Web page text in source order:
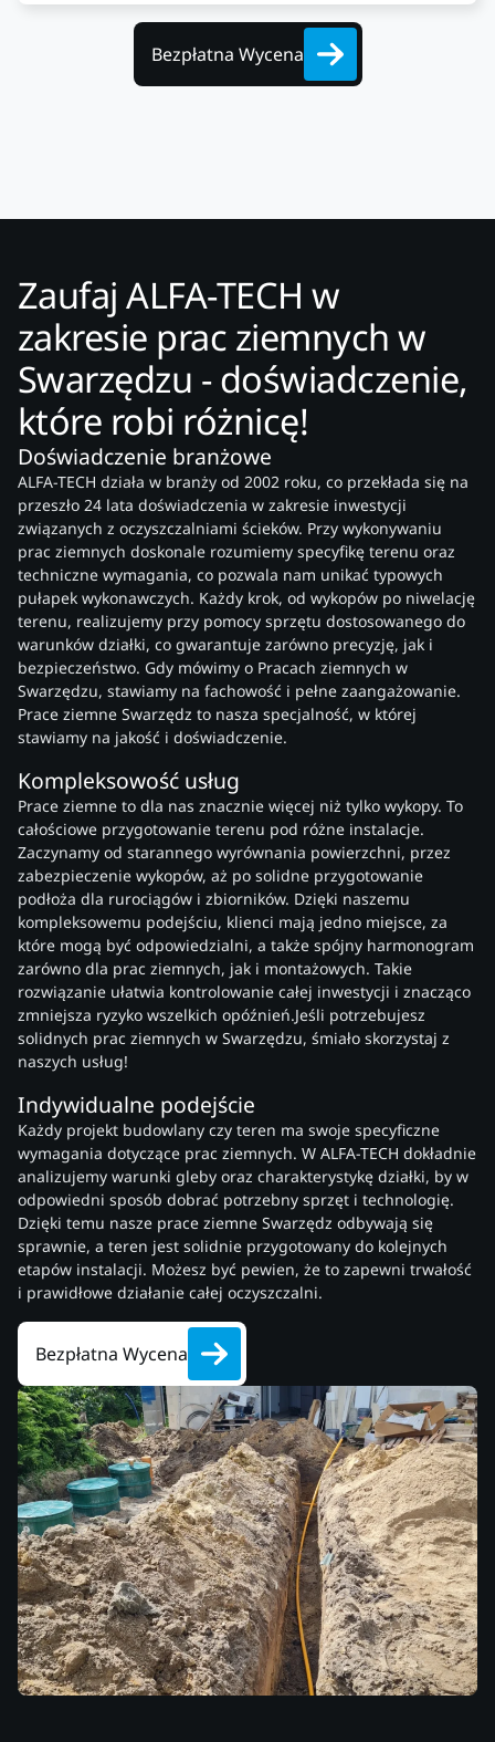
Bezpłatna Wycena
Zaufaj ALFA-TECH w
zakresie prac ziemnych w
Swarzędzu - doświadczenie,
które robi różnicę!
Doświadczenie branżowe
ALFA-TECH działa w branży od 2002 roku, co przekłada się na
przeszło 24 lata doświadczenia w zakresie inwestycji
związanych z oczyszczalniami ścieków. Przy wykonywaniu
prac ziemnych doskonale rozumiemy specyfikę terenu oraz
techniczne wymagania, co pozwala nam unikać typowych
pułapek wykonawczych. Każdy krok, od wykopów po niwelację
terenu, realizujemy przy pomocy sprzętu dostosowanego do
warunków działki, co gwarantuje zarówno precyzję, jak i
bezpieczeństwo. Gdy mówimy o Pracach ziemnych w
Swarzędzu, stawiamy na fachowość i pełne zaangażowanie.
Prace ziemne Swarzędz to nasza specjalność, w której
stawiamy na jakość i doświadczenie.
Kompleksowość usług
Prace ziemne to dla nas znacznie więcej niż tylko wykopy. To
całościowe przygotowanie terenu pod różne instalacje.
Zaczynamy od starannego wyrównania powierzchni, przez
zabezpieczenie wykopów, aż po solidne przygotowanie
podłoża dla rurociągów i zbiorników. Dzięki naszemu
kompleksowemu podejściu, klienci mają jedno miejsce, za
które mogą być odpowiedzialni, a także spójny harmonogram
zarówno dla prac ziemnych, jak i montażowych. Takie
rozwiązanie ułatwia kontrolowanie całej inwestycji i znacząco
zmniejsza ryzyko wszelkich opóźnień.Jeśli potrzebujesz
solidnych prac ziemnych w Swarzędzu, śmiało skorzystaj z
naszych usług!
Indywidualne podejście
Każdy projekt budowlany czy teren ma swoje specyficzne
wymagania dotyczące prac ziemnych. W ALFA-TECH dokładnie
analizujemy warunki gleby oraz charakterystykę działki, by w
odpowiedni sposób dobrać potrzebny sprzęt i technologię.
Dzięki temu nasze prace ziemne Swarzędz odbywają się
sprawnie, a teren jest solidnie przygotowany do kolejnych
etapów instalacji. Możesz być pewien, że to zapewni trwałość
i prawidłowe działanie całej oczyszczalni.
Bezpłatna Wycena